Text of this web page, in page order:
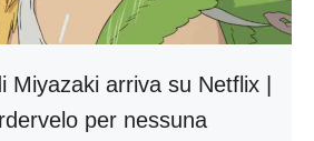
Miyazaki arriva su Netflix |
per nessuna